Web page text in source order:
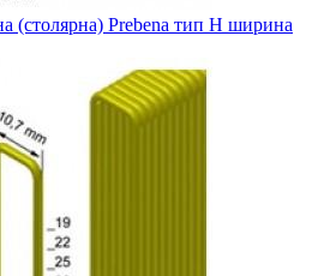
(столярна) Prebena тип H ширина